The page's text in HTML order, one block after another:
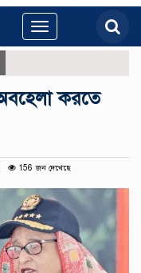
Toggle
navigation
করতে
156 জন দেখেছে